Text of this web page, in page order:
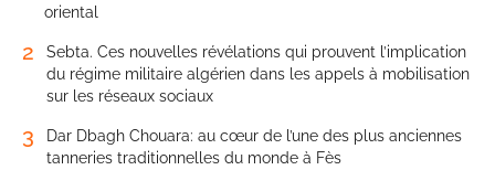
oriental
2
Sebta. Ces nouvelles révélations qui prouvent l’implication
du régime militaire algérien dans les appels à mobilisation
sur les réseaux sociaux
3
Dar Dbagh Chouara: au cœur de l’une des plus anciennes
tanneries traditionnelles du monde à Fès